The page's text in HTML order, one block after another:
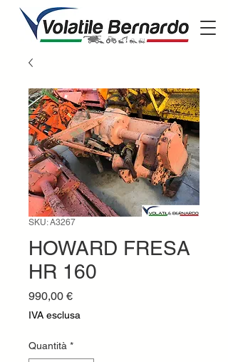
SKU: A3267
HOWARD FRESA
HR 160
990,00 €Prezzo
IVA esclusa
Quantità *